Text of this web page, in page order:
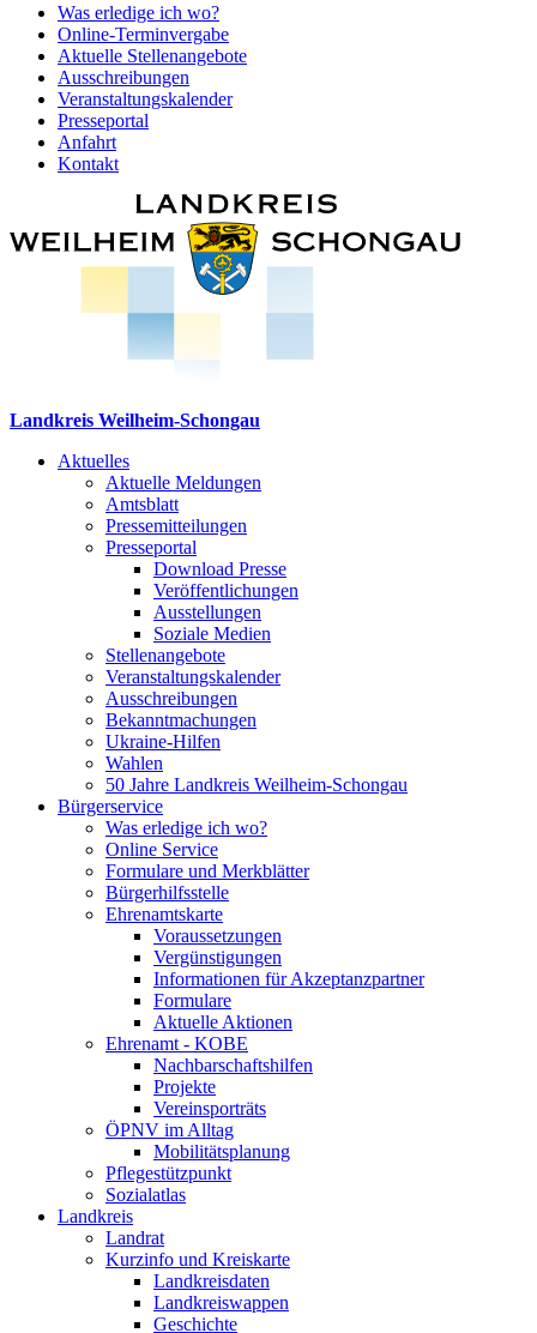
Was erledige ich wo?
Online-Terminvergabe
Aktuelle Stellenangebote
Ausschreibungen
Veranstaltungskalender
Presseportal
Anfahrt
Kontakt
Landkreis Weilheim-Schongau
Aktuelles
Aktuelle Meldungen
Amtsblatt
Pressemitteilungen
Presseportal
Download Presse
Veröffentlichungen
Ausstellungen
Soziale Medien
Stellenangebote
Veranstaltungskalender
Ausschreibungen
Bekanntmachungen
Ukraine-Hilfen
Wahlen
50 Jahre Landkreis Weilheim-Schongau
Bürgerservice
Was erledige ich wo?
Online Service
Formulare und Merkblätter
Bürgerhilfsstelle
Ehrenamtskarte
Voraussetzungen
Vergünstigungen
Informationen für Akzeptanzpartner
Formulare
Aktuelle Aktionen
Ehrenamt - KOBE
Nachbarschaftshilfen
Projekte
Vereinsporträts
ÖPNV im Alltag
Mobilitätsplanung
Pflegestützpunkt
Sozialatlas
Landkreis
Landrat
Kurzinfo und Kreiskarte
Landkreisdaten
Landkreiswappen
Geschichte